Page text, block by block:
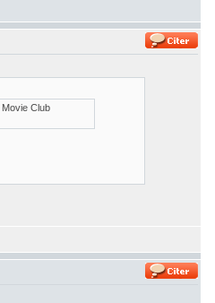
Club